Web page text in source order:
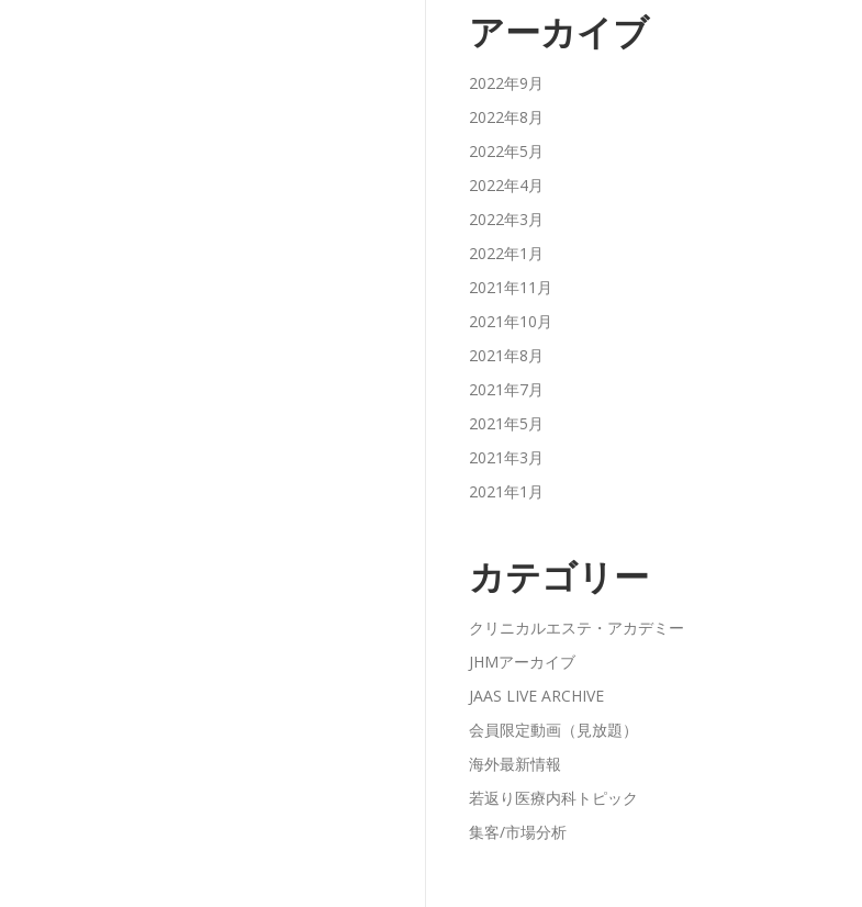
アーカイブ
2022年9月
2022年8月
2022年5月
2022年4月
2022年3月
2022年1月
2021年11月
2021年10月
2021年8月
2021年7月
2021年5月
2021年3月
2021年1月
カテゴリー
クリニカルエステ・アカデミー
JHMアーカイブ
JAAS LIVE ARCHIVE
会員限定動画（見放題）
海外最新情報
若返り医療内科トピック
集客/市場分析